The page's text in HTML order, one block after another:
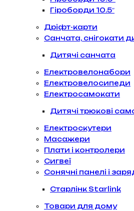
Гіроборди 10.5″
Дріфт-карти
Санчата, снігокати
Дитячі санчата
Електровелонабори
Електровелосипеди
Електросамокати
Дитячі трюкові
Електроскутери
Масажери
Плати і контролери
Сигвеї
Сонячні панелі і
Старлінк Starlink
Товари для дому